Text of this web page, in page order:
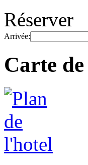
Réserver
Arrivée:
Carte